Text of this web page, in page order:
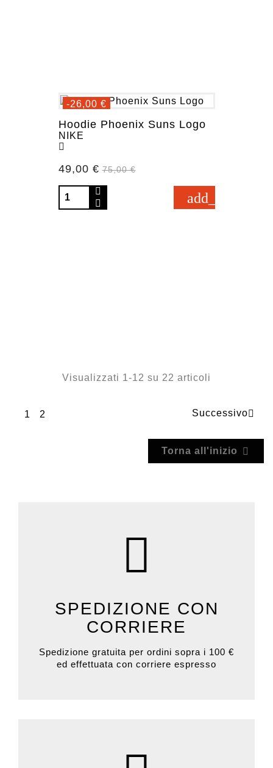
-26,00 €
Hoodie Phoenix Suns Logo
NIKE
Prezzo
49,00 € Prezzo base
75,00 €
Visualizzati 1-12 su 22 articoli
1 2 Successivo
Torna all'inizio 
SPEDIZIONE CON
CORRIERE
Spedizione gratuita per ordini sopra i 100 €
ed effettuata con corriere espresso